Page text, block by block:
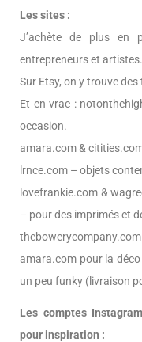
Les sites :
J’achète de plus en
entrepreneurs et artistes.
Sur Etsy, on y trouve
Et en vrac :
occasion.
amara.com &
lrnce.com – objets
lovefrankie.com &
– pour des imprimés et
amara.com pour la
un peu funky (livraison
Les comptes
pour inspiration :